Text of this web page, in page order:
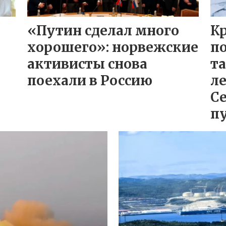
«Путин сделал много
хорошего»: норвежские
активисты снова
поехали в Россию